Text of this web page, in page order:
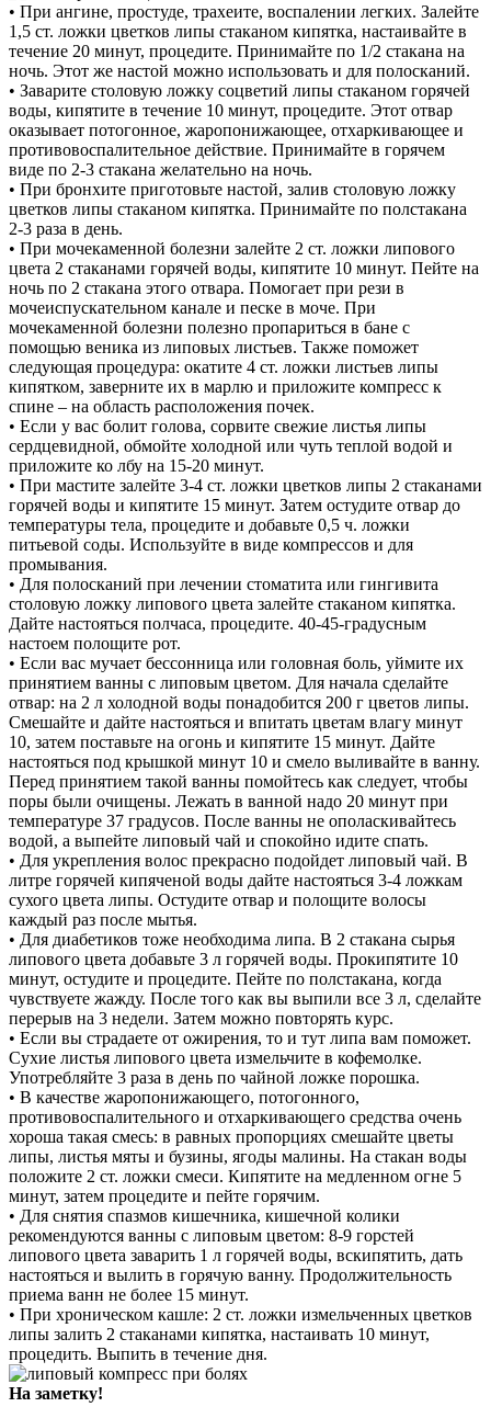
• При ангине, простуде, трахеите, воспалении легких. Залейте
1,5 ст. ложки цветков липы стаканом кипятка, настаивайте в
течение 20 минут, процедите. Принимайте по 1/2 стакана на
ночь. Этот же настой можно использовать и для полосканий.
• Заварите столовую ложку соцветий липы стаканом горячей
воды, кипятите в течение 10 минут, процедите. Этот отвар
оказывает потогонное, жаропонижающее, отхаркивающее и
противовоспалительное действие. Принимайте в горячем
виде по 2-3 стакана желательно на ночь.
• При бронхите приготовьте настой, залив столовую ложку
цветков липы стаканом кипятка. Принимайте по полстакана
2-3 раза в день.
• При мочекаменной болезни залейте 2 ст. ложки липового
цвета 2 стаканами горячей воды, кипятите 10 минут. Пейте на
ночь по 2 стакана этого отвара. Помогает при рези в
мочеиспускательном канале и песке в моче. При
мочекаменной болезни полезно пропариться в бане с
помощью веника из липовых листьев. Также поможет
следующая процедура: окатите 4 ст. ложки листьев липы
кипятком, заверните их в марлю и приложите компресс к
спине – на область расположения почек.
• Если у вас болит голова, сорвите свежие листья липы
сердцевидной, обмойте холодной или чуть теплой водой и
приложите ко лбу на 15-20 минут.
• При мастите залейте 3-4 ст. ложки цветков липы 2 стаканами
горячей воды и кипятите 15 минут. Затем остудите отвар до
температуры тела, процедите и добавьте 0,5 ч. ложки
питьевой соды. Используйте в виде компрессов и для
промывания.
• Для полосканий при лечении стоматита или гингивита
столовую ложку липового цвета залейте стаканом кипятка.
Дайте настояться полчаса, процедите. 40-45-градусным
настоем полощите рот.
• Если вас мучает бессонница или головная боль, уймите их
принятием ванны с липовым цветом. Для начала сделайте
отвар: на 2 л холодной воды понадобится 200 г цветов липы.
Смешайте и дайте настояться и впитать цветам влагу минут
10, затем поставьте на огонь и кипятите 15 минут. Дайте
настояться под крышкой минут 10 и смело выливайте в ванну.
Перед принятием такой ванны помойтесь как следует, чтобы
поры были очищены. Лежать в ванной надо 20 минут при
температуре 37 градусов. После ванны не ополаскивайтесь
водой, а выпейте липовый чай и спокойно идите спать.
• Для укрепления волос прекрасно подойдет липовый чай. В
литре горячей кипяченой воды дайте настояться 3-4 ложкам
сухого цвета липы. Остудите отвар и полощите волосы
каждый раз после мытья.
• Для диабетиков тоже необходима липа. В 2 стакана сырья
липового цвета добавьте 3 л горячей воды. Прокипятите 10
минут, остудите и процедите. Пейте по полстакана, когда
чувствуете жажду. После того как вы выпили все 3 л, сделайте
перерыв на 3 недели. Затем можно повторять курс.
• Если вы страдаете от ожирения, то и тут липа вам поможет.
Сухие листья липового цвета измельчите в кофемолке.
Употребляйте 3 раза в день по чайной ложке порошка.
• В качестве жаропонижающего, потогонного,
противовоспалительного и отхаркивающего средства очень
хороша такая смесь: в равных пропорциях смешайте цветы
липы, листья мяты и бузины, ягоды малины. На стакан воды
положите 2 ст. ложки смеси. Кипятите на медленном огне 5
минут, затем процедите и пейте горячим.
• Для снятия спазмов кишечника, кишечной колики
рекомендуются ванны с липовым цветом: 8-9 горстей
липового цвета заварить 1 л горячей воды, вскипятить, дать
настояться и вылить в горячую ванну. Продолжительность
приема ванн не более 15 минут.
• При хроническом кашле: 2 ст. ложки измельченных цветков
липы залить 2 стаканами кипятка, настаивать 10 минут,
процедить. Выпить в течение дня.
На заметку!